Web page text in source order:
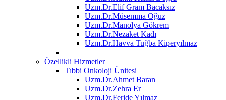
Uzm.Dr.Elif Gram Bacaksız
Uzm.Dr.Müsemma Oğuz
Uzm.Dr.Manolya Gökrem
Uzm.Dr.Nezaket Kadı
Uzm.Dr.Havva Tuğba Kiperyılmaz
Özellikli Hizmetler
Tıbbi Onkoloji Ünitesi
Uzm.Dr.Ahmet Baran
Uzm.Dr.Zehra Er
Uzm.Dr.Feride Yılmaz